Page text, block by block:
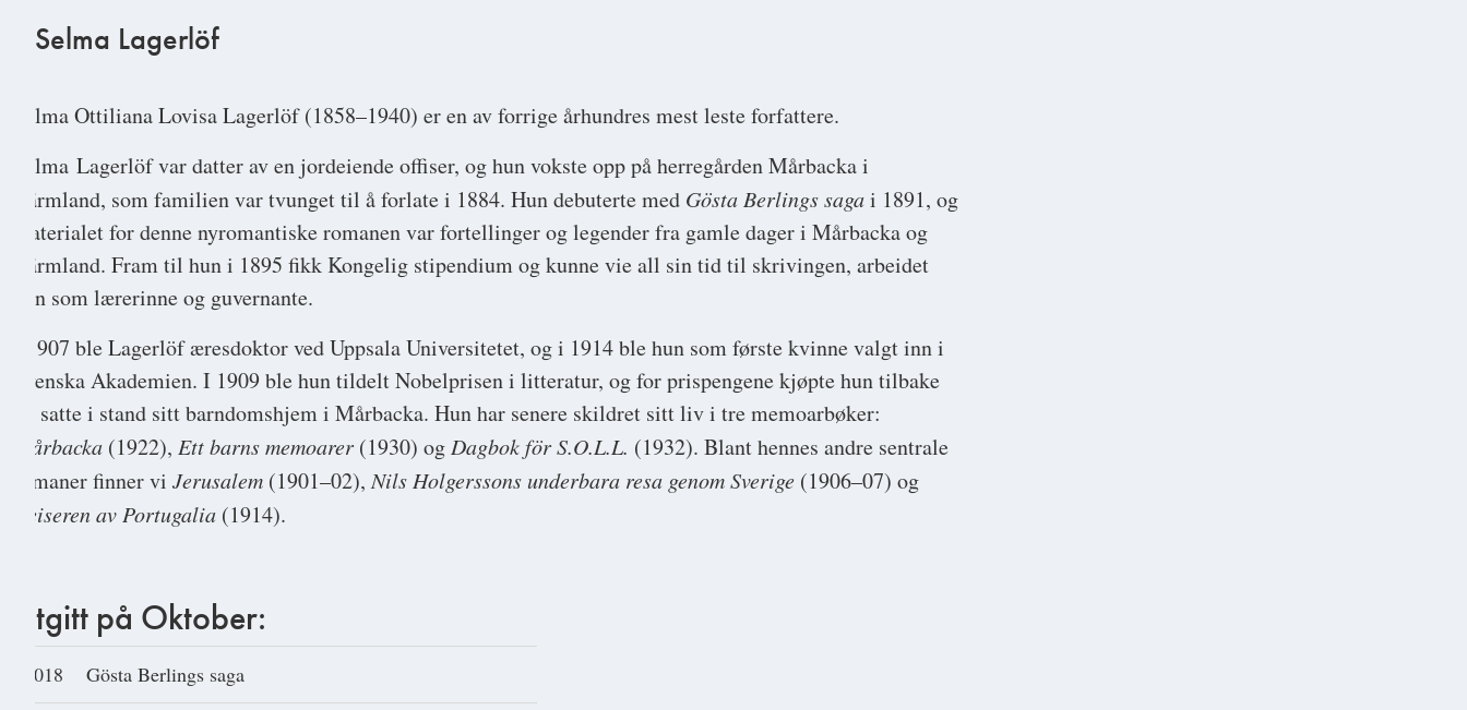
Selma Lagerlöf
Selma Ottiliana Lovisa Lagerlöf(1858–1940) er en av forrige århundres mest leste forfattere.
Selma Lagerlöf var datter av en jordeiende offiser, og hun vokste opp på herregården Mårbacka i
Värmland, som familien var tvunget til å forlate i 1884. Hun debuterte med Gösta Berlings sagai 1891, og
materialet for denne nyromantiske romanen var fortellinger og legender fra gamle dager i Mårbacka og
Värmland. Fram til hun i 1895 fikk Kongelig stipendium og kunne vie all sin tid til skrivingen, arbeidet
hun som lærerinne og guvernante.
I 1907 ble Lagerlöf æresdoktor ved Uppsala Universitetet, og i 1914 ble hun som første kvinne valgt inn i
Svenska Akademien. I 1909 ble hun tildelt Nobelprisen i litteratur, og for prispengene kjøpte hun tilbake
og satte i stand sitt barndomshjem i Mårbacka. Hun har senere skildret sitt liv i tre memoarbøker:
Mårbacka (1922), Ett barns memoarer (1930) ogDagbok för S.O.L.L. (1932). Blant hennes andre sentrale
romaner finner vi Jerusalem (1901–02),Nils Holgerssons underbara resa genom Sverige (1906–07) og
Keiseren av Portugalia (1914).
Utgitt på Oktober:
2018 Gösta Berlings saga